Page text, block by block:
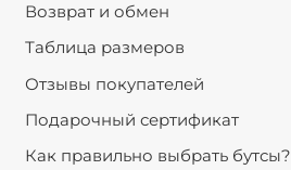
Возврат и обмен
Таблица размеров
Отзывы покупателей
Подарочный сертификат
Как правильно выбрать бутсы?